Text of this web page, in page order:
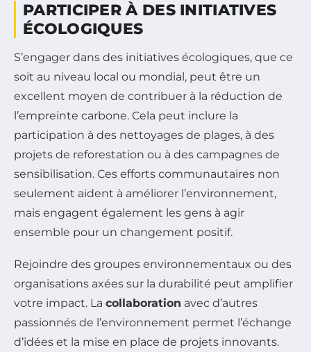
PARTICIPER À DES INITIATIVES
ÉCOLOGIQUES
S’engager dans des initiatives écologiques, que ce
soit au niveau local ou mondial, peut être un
excellent moyen de contribuer à la réduction de
l’empreinte carbone. Cela peut inclure la
participation à des nettoyages de plages, à des
projets de reforestation ou à des campagnes de
sensibilisation. Ces efforts communautaires non
seulement aident à améliorer l’environnement,
mais engagent également les gens à agir
ensemble pour un changement positif.
Rejoindre des groupes environnementaux ou des
organisations axées sur la durabilité peut amplifier
votre impact. La collaboration avec d’autres
passionnés de l’environnement permet l’échange
d’idées et la mise en place de projets innovants.